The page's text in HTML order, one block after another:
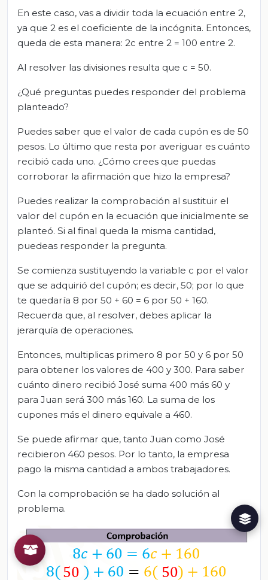
En este caso, vas a dividir toda la ecuación entre 2,
ya que 2 es el coeficiente de la incógnita. Entonces,
queda de esta manera: 2c entre 2 = 100 entre 2.
Al resolver las divisiones resulta que c = 50.
¿Qué preguntas puedes responder del problema
planteado?
Puedes saber que el valor de cada cupón es de 50
pesos. Lo último que resta por averiguar es cuánto
recibió cada uno. ¿Cómo crees que puedas
corroborar la afirmación que hizo la empresa?
Puedes realizar la comprobación al sustituir el
valor del cupón en la ecuación que inicialmente se
planteó. Si al final queda la misma cantidad,
puedeas responder la pregunta.
Se comienza sustituyendo la variable c por el valor
que se adquirió del cupón; es decir, 50; por lo que
te quedaría 8 por 50 + 60 = 6 por 50 + 160.
Recuerda que, al resolver, debes aplicar la
jerarquía de operaciones.
Entonces, multiplicas primero 8 por 50 y 6 por 50
para obtener los valores de 400 y 300. Para saber
cuánto dinero recibió José suma 400 más 60 y
para Juan será 300 más 160. La suma de los
cupones más el dinero equivale a 460.
Se puede afirmar que, tanto Juan como José
recibieron 460 pesos. Por lo tanto, la empresa
pago la misma cantidad a ambos trabajadores.
Con la comprobación se ha dado solución al
problema.